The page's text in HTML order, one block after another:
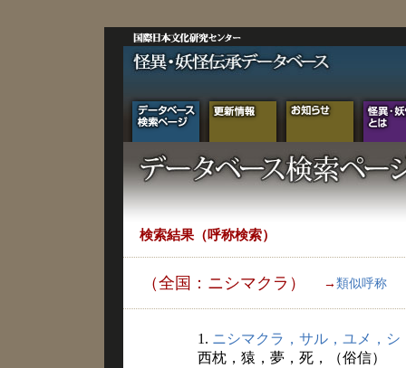
検索結果（呼称検索）
（全国：ニシマクラ） → 類似呼称
1. ニシマクラ，サル，ユメ，シ
西枕，猿，夢，死，（俗信）